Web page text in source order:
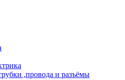
,провода и разъёмы